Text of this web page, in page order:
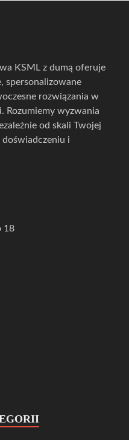
KSML z dumą oferuje
spersonalizowane
rozwiązania w
Rozumiemy wyzwania
od skali Twojej
doświadczeniu i
18